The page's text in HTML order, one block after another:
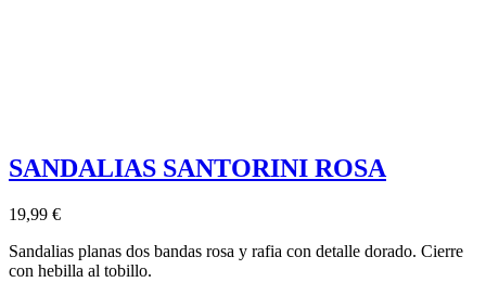
SANDALIAS SANTORINI ROSA
19,99 €
Sandalias planas dos bandas rosa y rafia con detalle dorado. Cierre
con hebilla al tobillo.